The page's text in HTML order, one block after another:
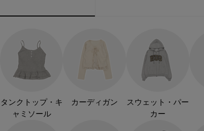
タンクトップ・キ
ャミソール
カーディガン
スウェット・パー
カー